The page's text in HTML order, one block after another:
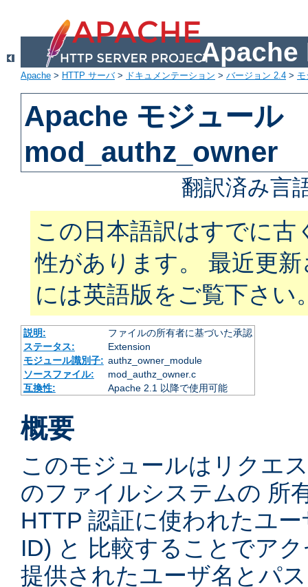
Apache
Apache > HTTP サーバ> ドキュメンテーション > バージョン 2.4 >
Apache モジュール
mod_authz_owner
翻訳済み言
この日本語訳はすでに古
性があります。 最近更
には英語版をご覧下さい
説明:
ファイルの所有者に基づいた承認
ステータス:
Extension
モジュール識別子: authz_owner_module
ソースファイル:
mod_authz_owner.c
互換性:
Apache 2.1 以降で使用可能
概要
このモジュールはリクエ
のファイルシステムの 所
HTTP 認証に使われたユ
ID) と 比較することでア
提供されたユーザ名とパ